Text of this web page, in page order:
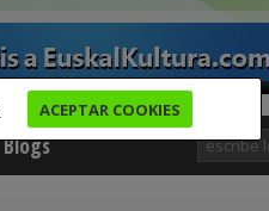
ACEPTAR COOKIES
Blogs